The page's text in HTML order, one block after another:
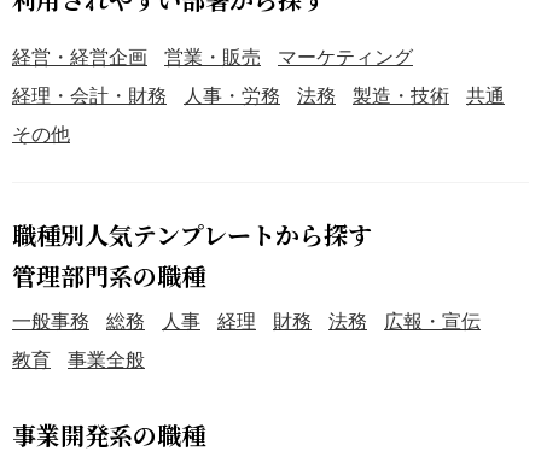
経営・経営企画 営業・販売
マーケティング
経理・会計・財務
人事・労務 法務 製造・技術
共通
その他
職種別人気テンプレートから探す
管理部門系の職種
一般事務 総務 人事 経理 財務 法務
広報・宣伝
教育
事業全般
事業開発系の職種